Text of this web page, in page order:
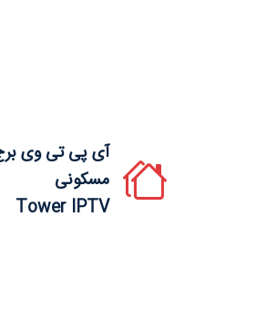
آی پی تی وی
مسکونی
Tower IPTV